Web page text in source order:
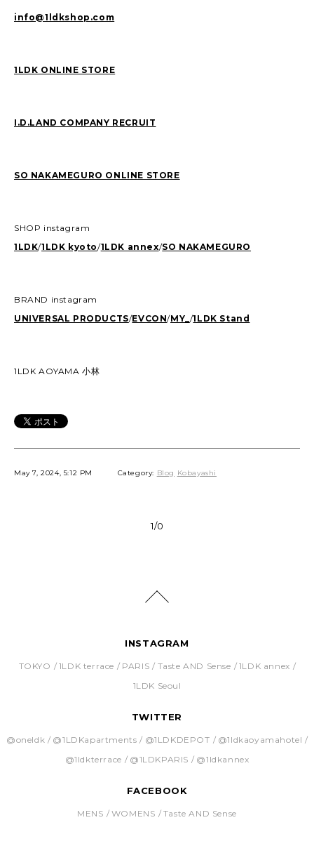
info@1ldkshop.com
1LDK ONLINE STORE
I.D.LAND COMPANY RECRUIT
SO NAKAMEGURO ONLINE STORE
SHOP instagram
1LDK/1LDK kyoto/1LDK annex/SO NAKAMEGURO
BRAND instagram
UNIVERSAL PRODUCTS/EVCON/MY_ /1LDK Stand
1LDK AOYAMA 小林
May 7, 2024, 5:12 PM Category: Blog Kobayashi
1/0
INSTAGRAM
TOKYO 1LDK terrace PARIS Taste AND Sense
1LDK annex
1LDK Seoul
TWITTER
@oneldk @1LDKapartments @1LDKDEPOT
@1ldkaoyamahotel
@1ldkterrace
@1LDKPARIS @1ldkannex
FACEBOOK
MENS WOMENS Taste AND Sense